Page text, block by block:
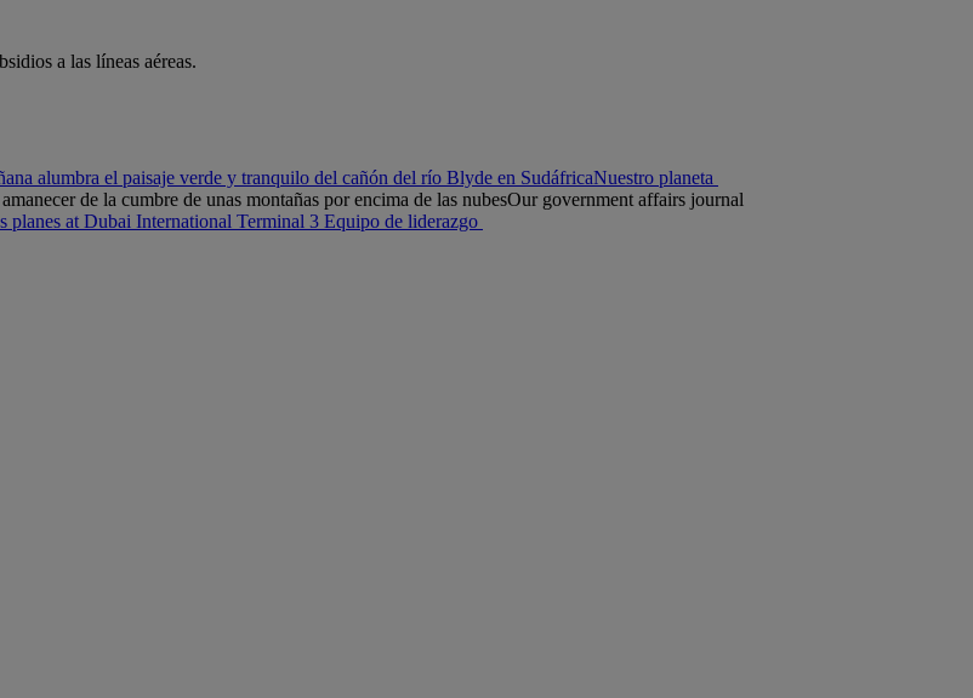
a las líneas aéreas.
alumbra el paisaje verde y tranquilo del cañón del río Blyde en SudáfricaNuestro planeta
de la cumbre de unas montañas por encima de las nubesOur government affairs journal
planes at Dubai International Terminal 3 Equipo de liderazgo